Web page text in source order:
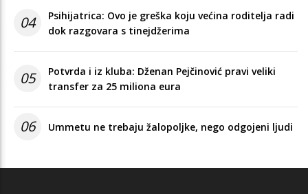
04
Psihijatrica: Ovo je greška koju većina roditelja radi
dok razgovara s tinejdžerima
05
Potvrda i iz kluba: Dženan Pejčinović pravi veliki
transfer za 25 miliona eura
06 Ummetu ne trebaju žalopoljke, nego odgojeni ljudi